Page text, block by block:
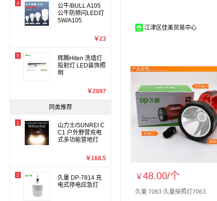
4
公牛/BULL A105
公牛防频闪LED灯
5W/A105
￥23
5
辉腾Hiten 洗墙灯
投射灯 LED装饰照
明
￥2897
同类推荐
1
山力士/SUNREI C
C1 户外野营充电
式多功能营地灯
￥168.5
2
久量 DP-7814 充
电式停电应急灯
江津区佳美贸易中心
￥48.00/个
久量 7063 久量探照灯7063